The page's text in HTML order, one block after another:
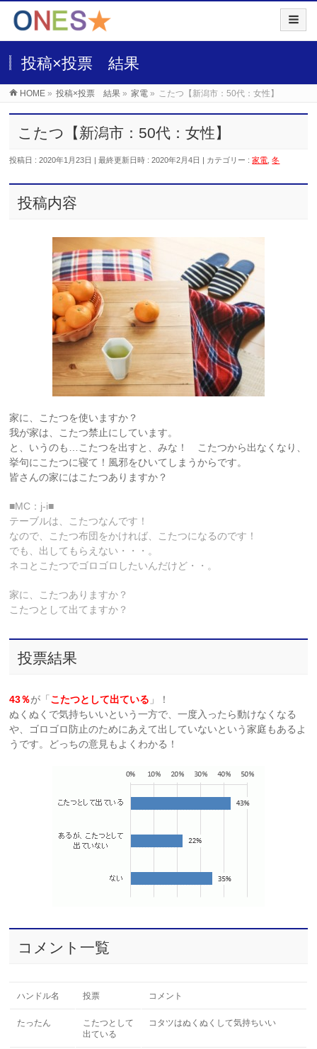
投稿×投票 結果
HOME » 投稿×投票 結果 » 家電 » こたつ【新潟市：50代：女性】
こたつ【新潟市：50代：女性】
投稿日 : 2020年1月23日 最終更新日時 : 2020年2月4日 カテゴリー :家電 ,冬
投稿内容
家に、こたつを使いますか？
我が家は、こたつ禁止にしています。
と、いうのも…こたつを出すと、みな！ こたつから出なくなり、
挙句にこたつに寝て！風邪をひいてしまうからです。
皆さんの家にはこたつありますか？
■MC：j-i■
テーブルは、こたつなんです！
なので、こたつ布団をかければ、こたつになるのです！
でも、出してもらえない・・・。
ネコとこたつでゴロゴロしたいんだけど・・。
家に、こたつありますか？
こたつとして出てますか？
投票結果
43％が「 こたつとして出ている 」！
ぬくぬくで気持ちいいという一方で、一度入ったら動けなくなる
や、ゴロゴロ防止のためにあえて出していないという家庭もあるよ
うです。どっちの意見もよくわかる！
コメント一覧
ハンドル名 投票 コメント
たったん
こたつとして
出ている
コタツはぬくぬくして気持ちいい